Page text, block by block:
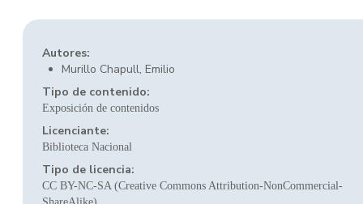
Autores:
Murillo Chapull, Emilio
Tipo de contenido:
Exposición de contenidos
Licenciante:
Biblioteca Nacional
Tipo de licencia:
CC BY-NC-SA (Creative Commons Attribution-NonCommercial-